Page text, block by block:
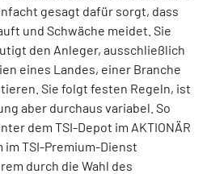
gesagt dafür sorgt, dass
und Schwäche meidet. Sie
den Anleger, ausschließlich
eines Landes, einer Branche
Sie folgt festen Regeln, ist
aber durchaus variabel. So
dem TSI-Depot im AKTIONÄR
im TSI-Premium-Dienst
durch die Wahl des